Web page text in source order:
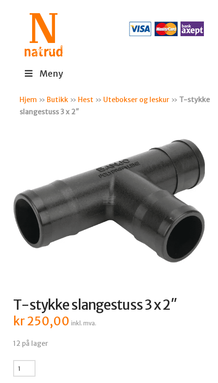
Meny
Hjem » Butikk » Hest » Utebokser og leskur » T-stykke
slangestuss 3 x 2″
T-stykke slangestuss 3 x 2″
kr250,00 inkl. mva.
12 på lager
T-
stykke